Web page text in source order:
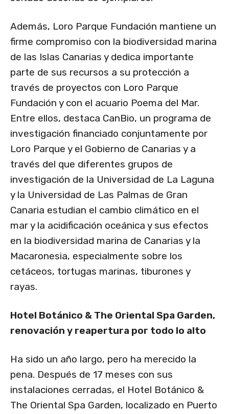
Además, Loro Parque Fundación mantiene un
firme compromiso con la biodiversidad marina
de las Islas Canarias y dedica importante
parte de sus recursos a su protección a
través de proyectos con Loro Parque
Fundación y con el acuario Poema del Mar.
Entre ellos, destaca CanBio, un programa de
investigación financiado conjuntamente por
Loro Parque y el Gobierno de Canarias y a
través del que diferentes grupos de
investigación de la Universidad de La Laguna
y la Universidad de Las Palmas de Gran
Canaria estudian el cambio climático en el
mar y la acidificación oceánica y sus efectos
en la biodiversidad marina de Canarias y la
Macaronesia, especialmente sobre los
cetáceos, tortugas marinas, tiburones y
rayas.
Hotel Botánico & The Oriental Spa Garden,
renovación y reapertura por todo lo alto
Ha sido un año largo, pero ha merecido la
pena. Después de 17 meses con sus
instalaciones cerradas, el Hotel Botánico &
The Oriental Spa Garden, localizado en Puerto